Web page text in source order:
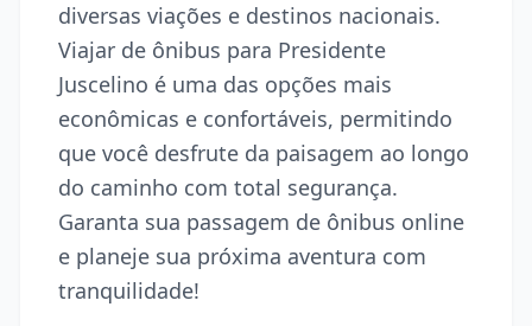
diversas viações e destinos nacionais.
Viajar de ônibus para Presidente
Juscelino é uma das opções mais
econômicas e confortáveis, permitindo
que você desfrute da paisagem ao longo
do caminho com total segurança.
Garanta sua passagem de ônibus online
e planeje sua próxima aventura com
tranquilidade!